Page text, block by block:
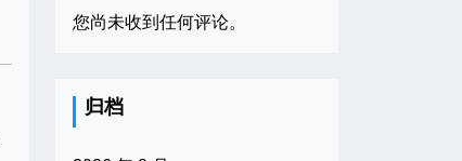
您尚未收到任何评论。
归档